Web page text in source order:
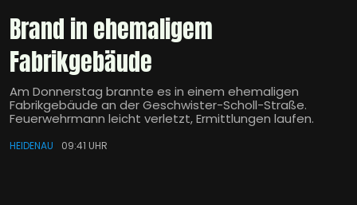
Brand in ehemaligem
Fabrikgebäude
Am Donnerstag brannte es in einem ehemaligen
Fabrikgebäude an der Geschwister-Scholl-Straße.
Feuerwehrmann leicht verletzt, Ermittlungen laufen.
HEIDENAU 09:41 UHR